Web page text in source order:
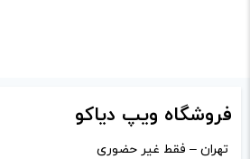
افزودن به سبد خریدفروشگاه ویپ دیاکو
تهران – فقط غیر حضوری